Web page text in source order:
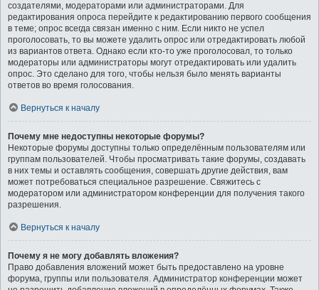
создателями, модераторами или администраторами. Для
редактирования опроса перейдите к редактированию первого сообщения
в теме; опрос всегда связан именно с ним. Если никто не успел
проголосовать, то вы можете удалить опрос или отредактировать любой
из вариантов ответа. Однако если кто-то уже проголосовал, то только
модераторы или администраторы могут отредактировать или удалить
опрос. Это сделано для того, чтобы нельзя было менять варианты
ответов во время голосования.
Вернуться к началу
Почему мне недоступны некоторые форумы?
Некоторые форумы доступны только определённым пользователям или
группам пользователей. Чтобы просматривать такие форумы, создавать
в них темы и оставлять сообщения, совершать другие действия, вам
может потребоваться специальное разрешение. Свяжитесь с
модератором или администратором конференции для получения такого
разрешения.
Вернуться к началу
Почему я не могу добавлять вложения?
Право добавления вложений может быть предоставлено на уровне
форума, группы или пользователя. Администратор конференции может